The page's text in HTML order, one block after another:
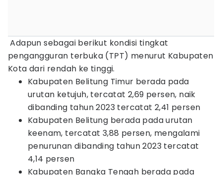
Adapun sebagai berikut kondisi tingkat
pengangguran terbuka (TPT) menurut Kabupaten
Kota dari rendah ke tinggi.
Kabupaten Belitung Timur berada pada
urutan ketujuh, tercatat 2,69 persen, naik
dibanding tahun 2023 tercatat 2,41 persen
Kabupaten Belitung berada pada urutan
keenam, tercatat 3,88 persen, mengalami
penurunan dibanding tahun 2023 tercatat
4,14 persen
Kabupaten Bangka Tengah berada pada